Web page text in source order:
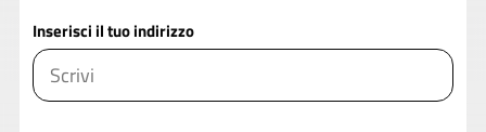
Inserisci il tuo indirizzo